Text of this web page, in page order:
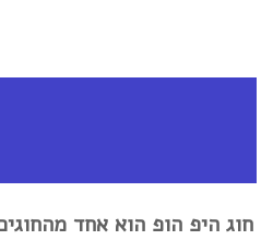
חוג היפ הופ הוא אחד